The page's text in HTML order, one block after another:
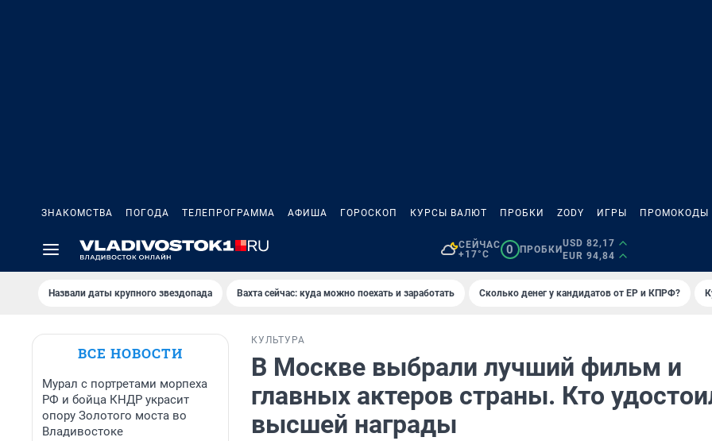
ЗНАКОМСТВА ПОГОДА ТЕЛЕПРОГРАММА АФИША ГОРОСКОП КУРСЫ ВАЛЮТ ПРОБКИ ZODY ИГРЫ ПРОМОКОДЫ
СЕЙЧАС
+17°C
0 ПРОБКИ
USD 82,17
EUR 94,84
Назвали даты крупного звездопада Вахта сейчас: куда можно поехать и заработать Сколько денег у кандидатов от ЕР и КПРФ?
ВСЕ НОВОСТИ
Мурал с портретами морпеха
РФ и бойца КНДР украсит
опору Золотого моста во
Владивостоке
КУЛЬТУРА
В Москве выбрали лучший фильм и
главных актеров страны. Кто
высшей награды